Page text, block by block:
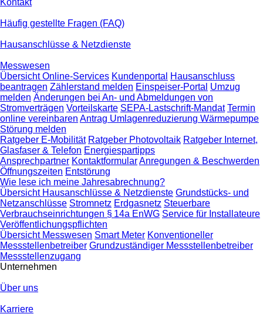
Häufig gestellte Fragen (FAQ)
Hausanschlüsse & Netzdienste
Messwesen
Übersicht Online-Services Kundenportal
Hausanschluss
beantragen Zählerstand melden Einspeiser-Portal Umzug
melden Änderungen bei An- und Abmeldungen von
Stromverträgen Vorteilskarte SEPA-Lastschrift-Mandat Termin
online vereinbaren Antrag Umlagenreduzierung Wärmepumpe
Störung melden
Ratgeber E-Mobilität Ratgeber Photovoltaik Ratgeber Internet,
Glasfaser & Telefon Energiespartipps
Ansprechpartner KontaktformularAnregungen & Beschwerden
Öffnungszeiten Entstörung
Wie lese ich meine Jahresabrechnung?
Übersicht Hausanschlüsse & Netzdienste Grundstücks- und
Netzanschlüsse Stromnetz Erdgasnetz Steuerbare
Verbrauchseinrichtungen § 14a EnWG Service für Installateure
Veröffentlichungspflichten
Übersicht Messwesen Smart Meter Konventioneller
Messstellenbetreiber Grundzuständiger Messstellenbetreiber
Messstellenzugang
Unternehmen
Über uns
Karriere